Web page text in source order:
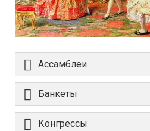
Ассамблеи
Банкеты
Конгрессы